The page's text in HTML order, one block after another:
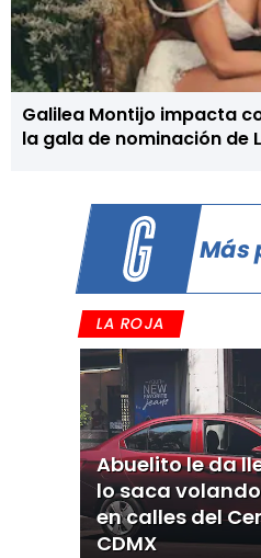
Galilea Montijo impacta
la gala de nominación de
Más
LA ROJA
Abuelito le da
lo saca
en calles del
CDMX